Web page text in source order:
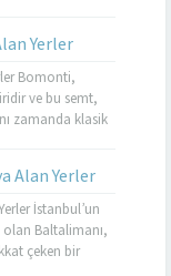
bir
satmayı...
Yerler
Bomonti,
ve bu semt,
zamanda klasik
sevenler
Bomonti klasik
Alan Yerler
İstanbul’un
Baltalimanı,
çeken bir